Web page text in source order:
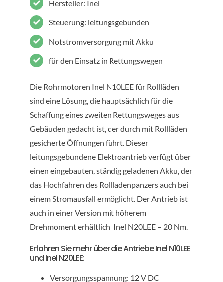
Hersteller: Inel
Steuerung: leitungsgebunden
Notstromversorgung mit Akku
für den Einsatz in Rettungswegen
Die Rohrmotoren Inel N10LEE für Rollläden
sind eine Lösung, die hauptsächlich für die
Schaffung eines zweiten Rettungsweges aus
Gebäuden gedacht ist, der durch mit Rollläden
gesicherte Öffnungen führt. Dieser
leitungsgebundene Elektroantrieb verfügt über
einen eingebauten, ständig geladenen Akku, der
das Hochfahren des Rollladenpanzers auch bei
einem Stromausfall ermöglicht. Der Antrieb ist
auch in einer Version mit höherem
Drehmoment erhältlich: Inel N20LEE – 20 Nm.
Erfahren Sie mehr über die Antriebe Inel N10LEE
und Inel N20LEE:
Versorgungsspannung: 12 V DC